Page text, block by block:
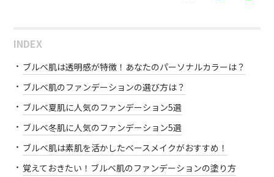
INDEX
ブルベ肌は透明感が特徴！あなたのパーソナルカラーは？
ブルベ肌のファンデーションの選び方は？
ブルベ夏肌に人気のファンデーション5選
ブルベ冬肌に人気のファンデーション5選
ブルベ肌は素肌を活かしたベースメイクがおすすめ！
覚えておきたい！ブルベ肌のファンデーションの塗り方